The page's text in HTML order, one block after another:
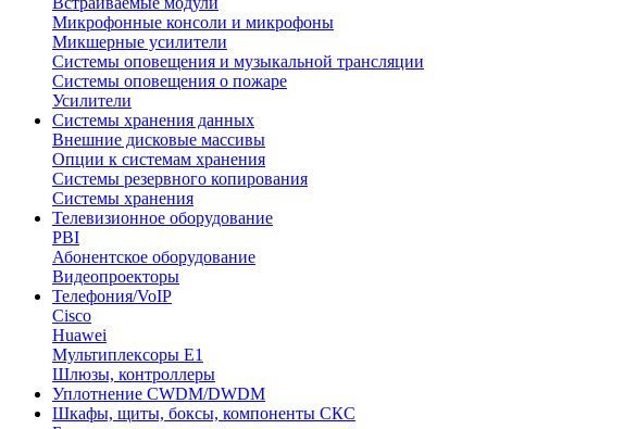
Микрофонные консоли и микрофоны
Микшерные усилители
Системы оповещения и музыкальной трансляции
Системы оповещения о пожаре
Усилители
Системы хранения данных
Внешние дисковые массивы
Опции к системам хранения
Системы резервного копирования
Системы хранения
Телевизионное оборудование
PBI
Абонентское оборудование
Видеопроекторы
Телефония/VoIP
Cisco
Huawei
Мультиплексоры E1
Шлюзы, контроллеры
Уплотнение CWDM/DWDM
Шкафы, щиты, боксы, компоненты СКС